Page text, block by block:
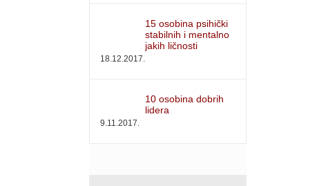
15 osobina psihički
stabilnih i mentalno
jakih ličnosti
18.12.2017.
10 osobina dobrih
lidera
9.11.2017.